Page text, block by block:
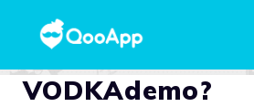
VODKAdemo?